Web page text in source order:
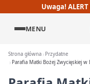
Uwaga!
MENU
Strona główna
Przydatne
Parafia Matki Bożej Zwycięskiej